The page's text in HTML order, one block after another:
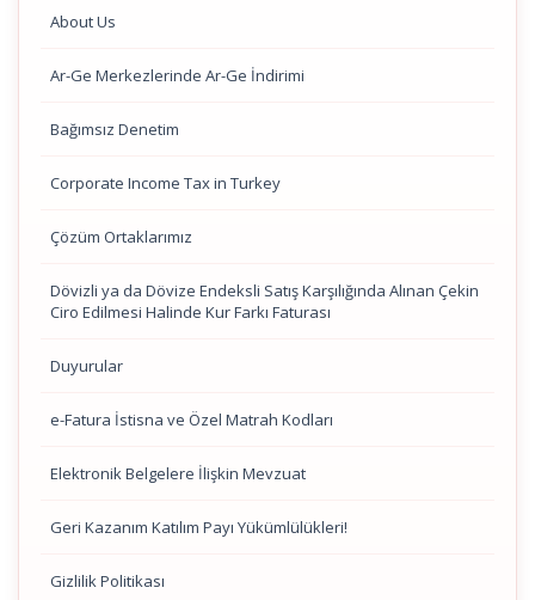
About Us
Ar-Ge Merkezlerinde Ar-Ge İndirimi
Bağımsız Denetim
Corporate Income Tax in Turkey
Çözüm Ortaklarımız
Dövizli ya da Dövize Endeksli Satış Karşılığında Alınan Çekin
Ciro Edilmesi Halinde Kur Farkı Faturası
Duyurular
e-Fatura İstisna ve Özel Matrah Kodları
Elektronik Belgelere İlişkin Mevzuat
Geri Kazanım Katılım Payı Yükümlülükleri!
Gizlilik Politikası